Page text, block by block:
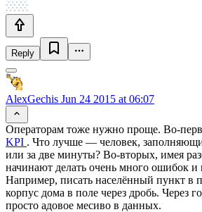
Reply
AlexGechis Jun 24 2015 at 06:07
Операторам тоже нужно проще. Во-
KPI . Что лучше — человек,
или за две минуты? Во-вторых, имея
начинают делать очень много ошибок и
Например, писать населённый пункт в
корпус дома в поле через дробь. Через
просто адовое месиво в данных.